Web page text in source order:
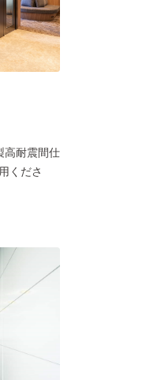
高耐震間仕
くださ